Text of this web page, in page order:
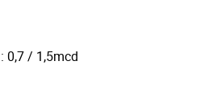
0,7 / 1,5mcd